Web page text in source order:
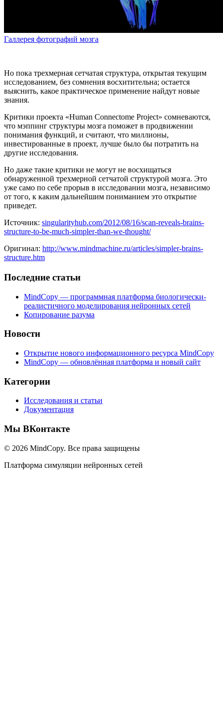
Галлерея фотографий мозга
Но пока трехмерная сетчатая структура, открытая текущим
исследованием, без сомнения восхитительна; остается
выяснить, какое практическое применение найдут новые
знания.
Критики проекта «Human Connectome Project» сомневаются,
что мэппинг структуры мозга поможет в продвижении
понимания функций, и считают, что миллионы,
инвестированные в проект, лучше было бы потратить на
другие исследования.
Но даже такие критики не могут не восхищаться
обнаруженной трехмерной сетчатой структурой мозга. Это
уже само по себе прорыв в исследовании мозга, независимо
от того, к каким дальнейшим пониманием это открытие
приведет.
Источник: singularityhub.com/2012/08/16/scan-reveals-brains-
structure-to-be-much-simpler-than-we-thought/
Оригинал: http://www.mindmachine.ru/articles/simpler-brains-
structure.htm
Последние статьи
MindCopy — программная платформа биологически-
реалистичного моделирования нейронных сетей
Копирование разума
Новости
Открытие нового информационного ресурса MindCopy
MindCopy — обновлённая платформа и новый сайт
Категории
Исследования и статьи
Документация
Мы ВКонтакте
© 2026 MindCopy. Все права защищены
Платформа симуляции нейронных сетей